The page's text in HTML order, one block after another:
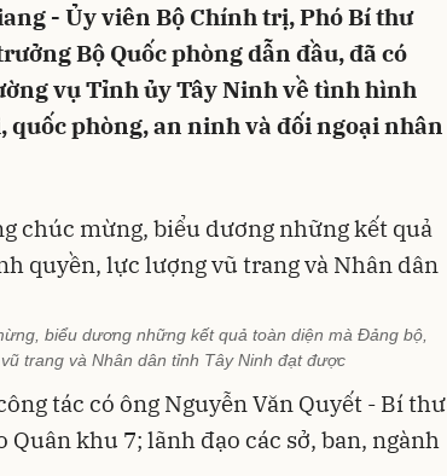
- Ủy viên Bộ Chính trị, Phó Bí thư
Bộ Quốc phòng dẫn đầu, đã có
vụ Tỉnh ủy Tây Ninh về tình hình
phòng, an ninh và đối ngoại nhân
biểu dương những kết quả toàn diện mà Đảng bộ,
trang và Nhân dân tỉnh Tây Ninh đạt được
tác có ông Nguyễn Văn Quyết - Bí thư
khu 7; lãnh đạo các sở, ban, ngành